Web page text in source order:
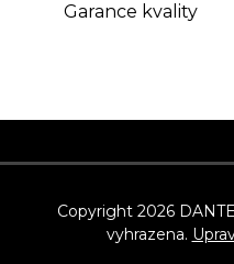
Garance kvality
á
Copyright 2026
vyhrazena.